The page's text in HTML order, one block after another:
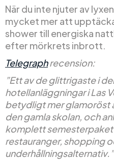
När du inte njuter av
mycket mer att
shower till energiska
efter mörkrets inbrott.
Telegraphrecension:
”Ett av de glittrigaste i
hotellanläggningar i Las
betydligt mer glamoröst
den gamla skolan, och
komplett semesterpaket
restauranger, shopping
underhållningsalternativ.”